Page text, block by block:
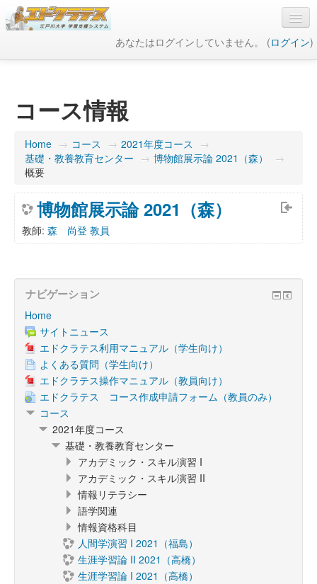
あなたはログインしていません。 (ログイン)
コース情報
Home → コース → 2021年度コース
→
基礎・教養教育センター → 博物館展示論 2021（森）
→
概要
博物館展示論 2021（森）
教師: 森 尚登 教員
ナビゲーション
Home
サイトニュース
エドクラテス利用マニュアル（学生向け）
よくある質問（学生向け）
エドクラテス操作マニュアル（教員向け）
エドクラテス コース作成申請フォーム（教員のみ）
コース
2021年度コース
基礎・教養教育センター
アカデミック・スキル演習 I
アカデミック・スキル演習 II
情報リテラシー
語学関連
情報資格科目
人間学演習 I 2021（福島）
生涯学習論 II 2021（高橋）
生涯学習論 I 2021（高橋）